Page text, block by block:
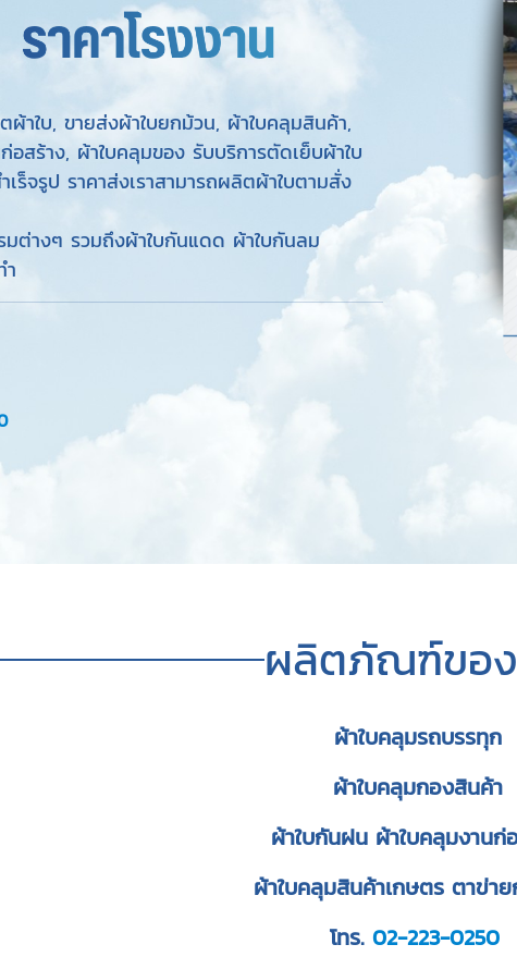
าใบ, ขายส่งผ้าใบยกม้วน, ผ้าใบคลุมสินค้า,
อสร้าง, ผ้าใบคลุมของ รับบริการตัดเย็บผ้าใบ
ร็จรูป ราคาส่งเราสามารถผลิตผ้าใบตามสั่ง
มต่างๆ รวมถึงผ้าใบกันแดด ผ้าใบกันลม
ผลิตภัณฑ์ของ
ผ้าใบคลุมรถบรรทุก
ผ้าใบคลุมกองสินค้า
ผ้าใบกันฝน ผ้าใบคลุมงานก่
ผ้าใบคลุมสินค้าเกษตร ตาข่า
โทร. 02-223-0250